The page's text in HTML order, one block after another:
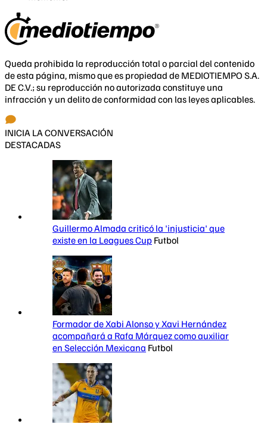
Queda prohibida la reproducción total o parcial del contenido
de esta página, mismo que es propiedad de MEDIOTIEMPO S.A.
DE C.V.; su reproducción no autorizada constituye una
infracción y un delito de conformidad con las leyes aplicables.
INICIA LA CONVERSACIÓN
DESTACADAS
Guillermo Almada criticó la 'injusticia' que
existe en la Leagues Cup Futbol
Formador de Xabi Alonso y Xavi Hernández
acompañará a Rafa Márquez como auxiliar
en Selección Mexicana Futbol